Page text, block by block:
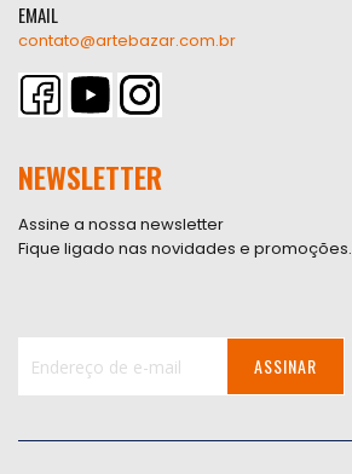
EMAIL
contato@artebazar.com.br
NEWSLETTER
Assine a nossa newsletter
Fique ligado nas novidades e promoções.
ASSINAR